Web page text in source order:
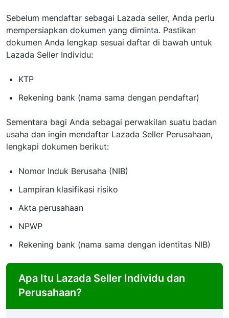
Sebelum mendaftar sebagai Lazada seller, Anda perlu
mempersiapkan dokumen yang diminta. Pastikan
dokumen Anda lengkap sesuai daftar di bawah untuk
Lazada Seller Individu:
KTP
Rekening bank (nama sama dengan pendaftar)
Sementara bagi Anda sebagai perwakilan suatu badan
usaha dan ingin mendaftar Lazada Seller Perusahaan,
lengkapi dokumen berikut:
Nomor Induk Berusaha (NIB)
Lampiran klasifikasi risiko
Akta perusahaan
NPWP
Rekening bank (nama sama dengan identitas NIB)
Apa Itu Lazada Seller Individu dan
Perusahaan?